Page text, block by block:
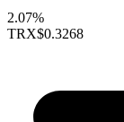
2.07%
TRX$0.3268